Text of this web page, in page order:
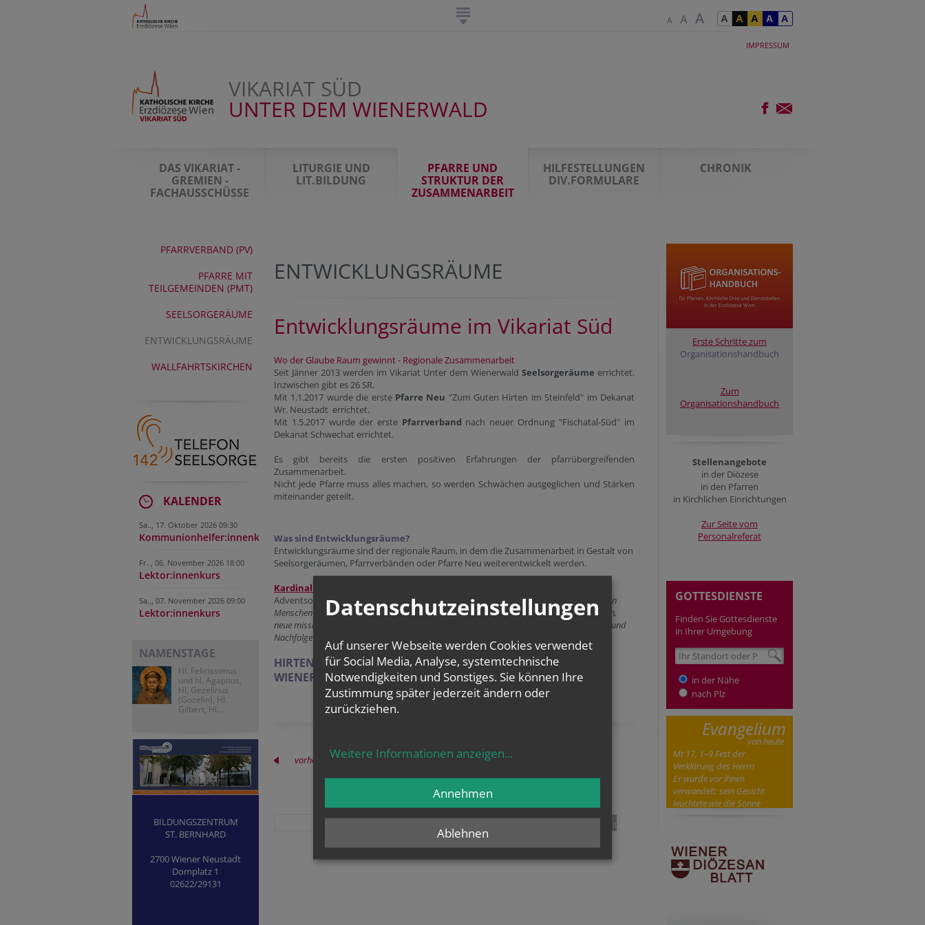
IMPRESSUM
VIKARIAT SÜD
UNTER DEM WIENERWALD
DAS VIKARIAT -
GREMIEN -
FACHAUSSCHÜSSE
LITURGIE UND
LIT.BILDUNG
PFARRE UND
STRUKTUR DER
ZUSAMMENARBEIT
HILFESTELLUNGEN
DIV.FORMULARE
CHRONIK
PFARRVERBAND (PV)
PFARRE MIT
TEILGEMEINDEN (PMT)
SEELSORGERÄUME
ENTWICKLUNGSRÄUME
WALLFAHRTSKIRCHEN
KALENDER
Sa.., 17. Oktober 2026 09:30
Kommunionhelfer:innenkurs
Fr.., 06. November 2026 18:00
Lektor:innenkurs
Sa.., 07. November 2026 09:00
Lektor:innenkurs
NAMENSTAGE
Hl. Felicissimus
und hl. Agapitus,
Hl. Gezelinus
(Gozelin), Hl.
Gilbert, Hl....
BILDUNGSZENTRUM
ST. BERNHARD
2700 Wiener Neustadt
Domplatz 1
02622/29131
ENTWICKLUNGSRÄUME
Entwicklungsräume im Vikariat Süd
Wo der Glaube Raum gewinnt - Regionale Zusammenarbeit
Seit Jänner 2013 werden im Vikariat Unter dem Wienerwald Seelsorgeräume errichtet.
Inzwischen gibt es 26 SR.
Mit 1.1.2017 wurde die erste Pfarre Neu "Zum Guten Hirten im Steinfeld" im Dekanat
Wr. Neustadt errichtet.
Mit 1.5.2017 wurde der erste Pfarrverband nach neuer Ordnung "Fischatal-Süd" im
Dekanat Schwechat errichtet.
Es gibt bereits die ersten positiven Erfahrungen der pfarrübergreifenden
Zusammenarbeit.
Nicht jede Pfarre muss alles machen, so werden Schwächen ausgeglichen und Stärken
miteinander geteilt.
Was sind Entwicklungsräume?
Entwicklungsräume sind der regionale Raum, in dem die Zusammenarbeit in Gestalt von
Seelsorgeräumen, Pfarrverbänden oder Pfarre Neu weiterentwickelt werden.
Kardinal Dr. Christoph Schönborn
Adventsonntag 2015 offiziell :
"die gemeinsame Sendung als Christen zum Dienst an den
Menschen in den Vordergrund zu stellen. Der Entwicklungsraum soll den Gläubigen helfen,
neue missionarische Initiativen zu sehen und gemeinsam zu entdecken, was Jüngerschaft und
Nachfolge Jesu in unserer Zeit heißt."
HIRTENBRIEF 2015 (PDF-Datei)
WIENER DIÖZESANBLATT11/2015(PDF-Datei)
vorherige
pin it
Erste Schritte zum
Organisationshandbuch
Zum
Organisationshandbuch
Stellenangebote
in der Diözese
in den Pfarren
in Kirchlichen Einrichtungen
Zur Seite vom
Personalreferat
GOTTESDIENSTE
Finden Sie Gottesdienste
in Ihrer Umgebung
in der Nähe
nach Plz
Evangelium
von heute
Mt 17, 1–9 Fest der
Verklärung des Herrn
Er wurde vor ihnen
verwandelt; sein Gesicht
leuchtete wie die Sonne
Datenschutzeinstellungen
Auf unserer Webseite werden Cookies verwendet
für Social Media, Analyse, systemtechnische
Notwendigkeiten und Sonstiges. Sie können Ihre
Zustimmung später jederzeit ändern oder
zurückziehen.
Weitere Informationen anzeigen...
Ablehnen
Annehmen